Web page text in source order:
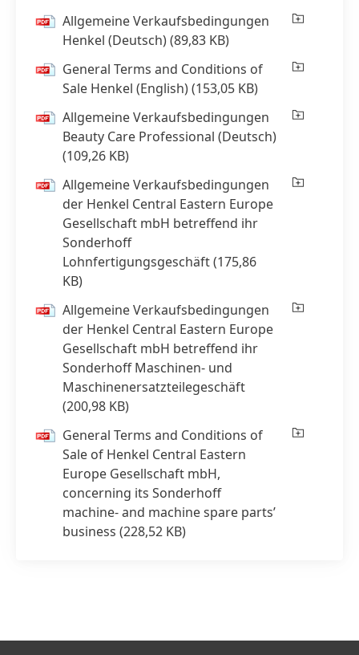
Allgemeine Verkaufsbedingungen
Henkel (Deutsch)(89,83 KB)
General Terms and Conditions of
Sale Henkel (English)(153,05 KB)
Allgemeine Verkaufsbedingungen
Beauty Care Professional (Deutsch)
(109,26 KB)
Allgemeine Verkaufsbedingungen
der Henkel Central Eastern Europe
Gesellschaft mbH betreffend ihr
Sonderhoff
Lohnfertigungsgeschäft(175,86
KB)
Allgemeine Verkaufsbedingungen
der Henkel Central Eastern Europe
Gesellschaft mbH betreffend ihr
Sonderhoff Maschinen- und
Maschinenersatzteile­geschäft
(200,98 KB)
General Terms and Conditions of
Sale of Henkel Central Eastern
Europe Gesellschaft mbH,
concerning its Sonderhoff
machine- and machine spare parts’
business (228,52 KB)